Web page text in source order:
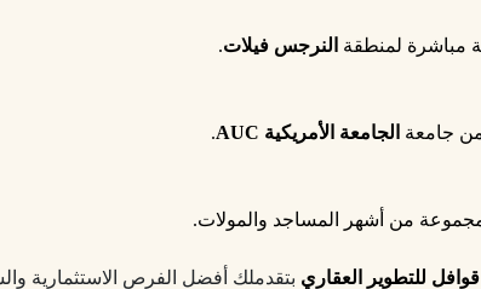
مباشرة لمنطقة النرجس فيلات.
جامعة الجامعة الأمريكية AUC .
من أشهر المساجد والمولات.
قوافل للتطوير العقاري